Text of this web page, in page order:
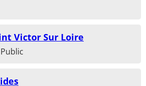
Victor Sur Loire